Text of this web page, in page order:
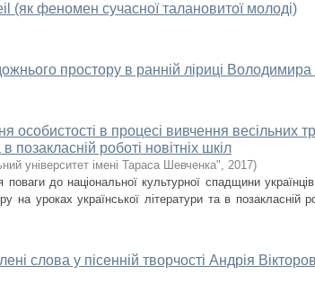
(як феномен сучасної талановитої молоді)
простору в ранній ліриці
особистості в процесі вивчення весільних
позакласній роботі новітніх шкіл
університет імені Тараса Шевченка", 2017)
до національної культурної спадщини
на уроках української літератури та в позакласній
слова у пісенній творчості Андрія